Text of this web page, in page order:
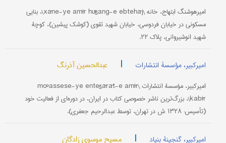
امیرهوشنگ ابتهاج، خانه \xāne-ye amīr hūšang-e ebtehāj\، بنایی
مسکونی در خیابان فردوسی، خیابان شهید تقوی (کوشک پیشین)، کوچۀ
شهید انوشیروانی، پلاک ۲۲.
امیرکبیر، مؤسسۀ انتشارات | عبدالحسین آذرنگ
امیرکبیر، مؤسسۀ انتشارات \moºassese-ye entešārāt-e amīr
kabīr\، بزرگ‌ترین ناشر خصوصی کتاب در ایران، در دوره‌ای از فعالیت خود
(تأسیس: ۱۳۲۸ ش در تهران، توسط عبدالرحیم جعفری).
امیرکبیر، گنجینۀ بنیاد | مسیح موسوی زادگان